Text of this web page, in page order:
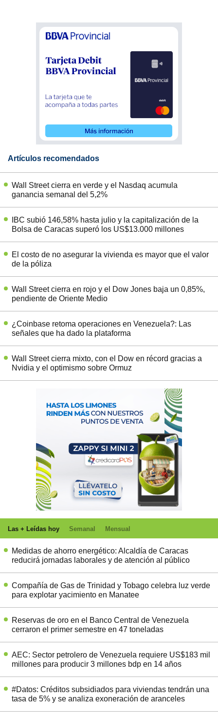
Artículos recomendados
Wall Street cierra en verde y el Nasdaq acumula
ganancia semanal del 5,2%
IBC subió 146,58% hasta julio y la capitalización de la
Bolsa de Caracas superó los US$13.000 millones
El costo de no asegurar la vivienda es mayor que el valor
de la póliza
Wall Street cierra en rojo y el Dow Jones baja un 0,85%,
pendiente de Oriente Medio
¿Coinbase retoma operaciones en Venezuela?: Las
señales que ha dado la plataforma
Wall Street cierra mixto, con el Dow en récord gracias a
Nvidia y el optimismo sobre Ormuz
Las + Leídas hoy Semanal Mensual
Medidas de ahorro energético: Alcaldía de Caracas
reducirá jornadas laborales y de atención al público
Compañía de Gas de Trinidad y Tobago celebra luz verde
para explotar yacimiento en Manatee
Reservas de oro en el Banco Central de Venezuela
cerraron el primer semestre en 47 toneladas
AEC: Sector petrolero de Venezuela requiere US$183 mil
millones para producir 3 millones bdp en 14 años
#Datos: Créditos subsidiados para viviendas tendrán una
tasa de 5% y se analiza exoneración de aranceles